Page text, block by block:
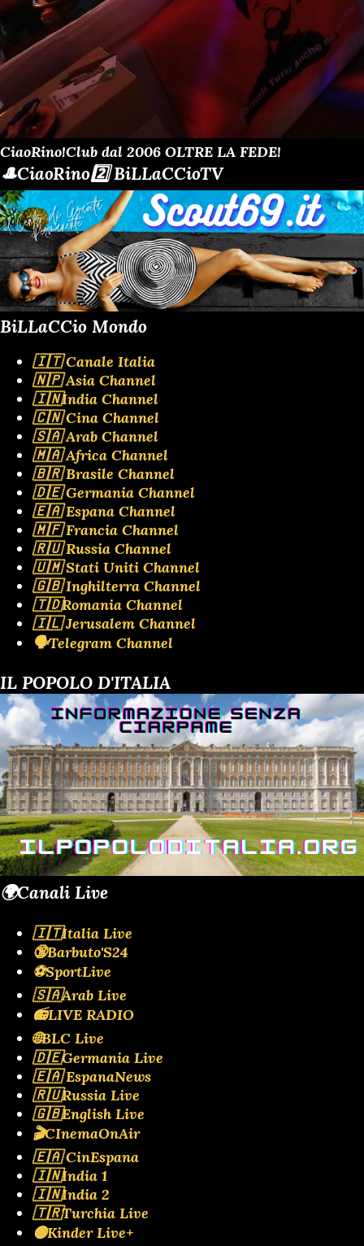
CiaoRino!Club dal 2006 OLTRE LA FEDE!
🎩CiaoRino2️⃣ BiLLaCCioTV
BiLLaCCio Mondo
🇮🇹 Canale Italia
🇳🇵 Asia Channel
🇮🇳India Channel
🇨🇳 Cina Channel
🇸🇦 Arab Channel
🇲🇦 Africa Channel
🇧🇷 Brasile Channel
🇩🇪 Germania Channel
🇪🇦 Espana Channel
🇲🇫 Francia Channel
🇷🇺 Russia Channel
🇺🇲 Stati Uniti Channel
🇬🇧 Inghilterra Channel
🇹🇩Romania Channel
🇮🇱 Jerusalem Channel
🗣️Telegram Channel
IL POPOLO D'ITALIA
🌍Canali Live
🇮🇹Italia Live
🔞Barbuto'S24
⚽SportLive
🇸🇦Arab Live
📻LIVE RADIO
🌐BLC Live
🇩🇪Germania Live
🇪🇦 EspanaNews
🇷🇺Russia Live
🇬🇧English Live
🎬CInemaOnAir
🇪🇦 CinEspana
🇮🇳India 1
🇮🇳India 2
🇹🇷Turchia Live
🟡Kinder Live+